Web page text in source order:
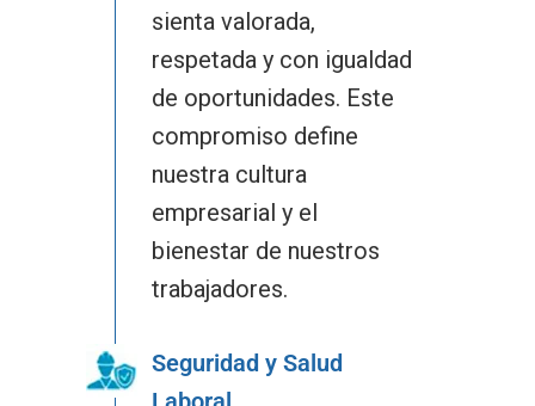
sienta valorada,
respetada y con igualdad
de oportunidades. Este
compromiso define
nuestra cultura
empresarial y el
bienestar de nuestros
trabajadores.
Seguridad y Salud